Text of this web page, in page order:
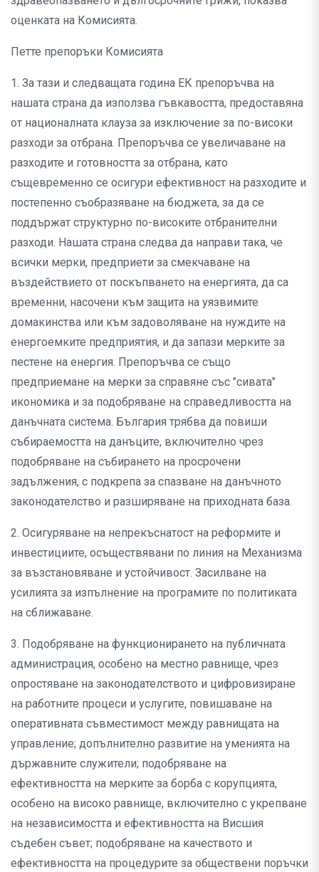
оценката на Комисията.
Петте препоръки Комисията
1. За тази и следващата година ЕК препоръчва на
нашата страна да използва гъвкавостта, предоставяна
от националната клауза за изключение за по-високи
разходи за отбрана. Препоръчва се увеличаване на
разходите и готовността за отбрана, като
същевременно се осигури ефективност на разходите и
постепенно съобразяване на бюджета, за да се
поддържат структурно по-високите отбранителни
разходи. Нашата страна следва да направи така, че
всички мерки, предприети за смекчаване на
въздействието от поскъпването на енергията, да са
временни, насочени към защита на уязвимите
домакинства или към задоволяване на нуждите на
енергоемките предприятия, и да запази мерките за
пестене на енергия. Препоръчва се също
предприемане на мерки за справяне със "сивата"
икономика и за подобряване на справедливостта на
данъчната система. България трябва да повиши
събираемостта на данъците, включително чрез
подобряване на събирането на просрочени
задължения, с подкрепа за спазване на данъчното
законодателство и разширяване на приходната база.
2. Осигуряване на непрекъснатост на реформите и
инвестициите, осъществявани по линия на Механизма
за възстановяване и устойчивост. Засилване на
усилията за изпълнение на програмите по политиката
на сближаване.
3. Подобряване на функционирането на публичната
администрация, особено на местно равнище, чрез
опростяване на законодателството и цифровизиране
на работните процеси и услугите, повишаване на
оперативната съвместимост между равнищата на
управление; допълнително развитие на уменията на
държавните служители; подобряване на
ефективността на мерките за борба с корупцията,
особено на високо равнище, включително с укрепване
на независимостта и ефективността на Висшия
съдебен съвет; подобряване на качеството и
ефективността на процедурите за обществени поръчки